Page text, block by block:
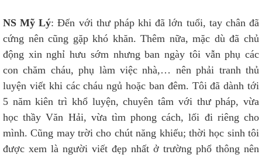
NS Mỹ Lý: Đến với thư pháp khi đã lớn tuổi, tay chân đã
cứng nên cũng gặp khó khăn. Thêm nữa, mặc dù đã chủ
động xin nghỉ hưu sớm nhưng ban ngày tôi vẫn phụ các
con chăm cháu, phụ làm việc nhà,… nên phải tranh thủ
luyện viết khi các cháu ngủ hoặc ban đêm. Tôi đã dành tới
5 năm kiên trì khổ luyện, chuyên tâm với thư pháp, vừa
học thầy Văn Hải, vừa tìm phong cách, lối đi riêng cho
mình. Cũng may trời cho chút năng khiếu; thời học sinh tôi
được xem là người viết đẹp nhất ở trường phổ thông nên